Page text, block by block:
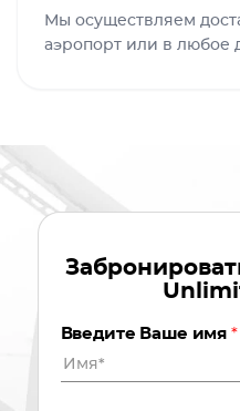
Мы осуществляем
аэропорт или в любое
Введите Ваше имя *